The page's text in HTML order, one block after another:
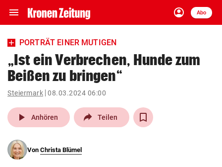
menu Navigation
ein-/ausklappen
account_circle
Anmelden
Abo
close Schließen
account_circle Anmelden
pin_drop
Wien arrow_right
PORTRÄT EINER MUTIGEN
„Ist ein Verbrechen, Hunde zum
Beißen zu bringen“
Steiermark 08.03.2024 06:00
play_arrow Anhören Teilen
Von Christa Blümel